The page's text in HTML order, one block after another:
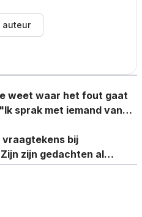
auteur
weet waar het fout gaat
sprak met iemand van
vraagtekens bij
zijn gedachten al
teamwissel?"